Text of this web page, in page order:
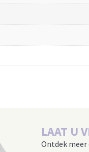
LAAT U
Ontdek meer